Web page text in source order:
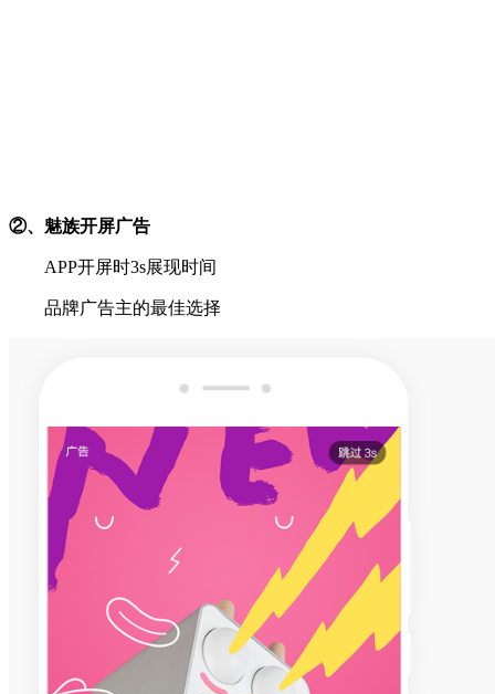
②、魅族开屏广告
APP开屏时3s展现时间
品牌广告主的最佳选择